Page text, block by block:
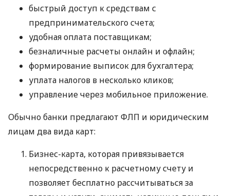
быстрый доступ к средствам с
предпринимательского счета;
удобная оплата поставщикам;
безналичные расчеты онлайн и офлайн;
формирование выписок для бухгалтера;
уплата налогов в несколько кликов;
управление через мобильное приложение.
Обычно банки предлагают ФЛП и юридическим
лицам два вида карт:
Бизнес-карта, которая привязывается
непосредственно к расчетному счету и
позволяет бесплатно рассчитываться за